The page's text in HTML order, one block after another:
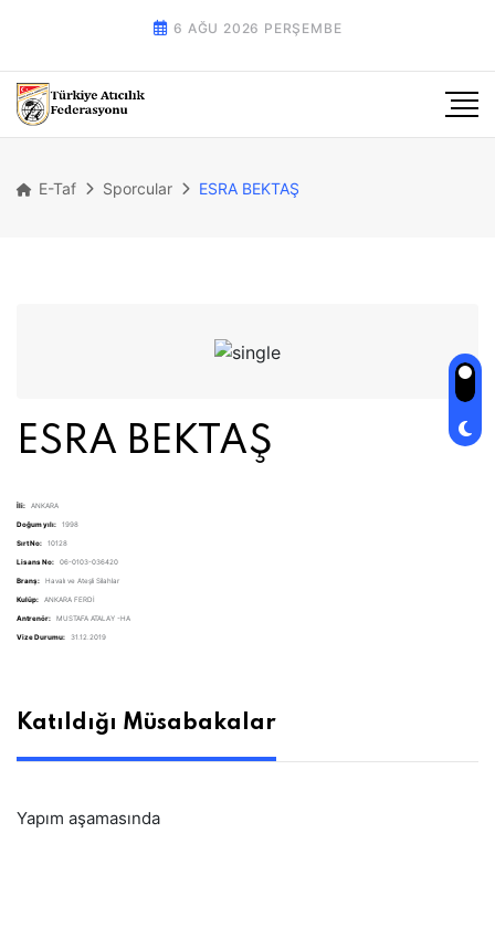
6 AĞU 2026 PERŞEMBE
E-Taf Sporcular ESRA BEKTAŞ
ESRA BEKTAŞ
İli: ANKARA
Doğum yılı: 1998
Sırt No: 10128
Lisans No: 06-0103-036420
Branş: Havalı ve Ateşli Silahlar
Kulüp: ANKARA FERDİ
Antrenör: MUSTAFA ATALAY -HA
Vize Durumu: 31.12.2019
Katıldığı Müsabakalar
Yapım aşamasında